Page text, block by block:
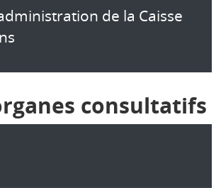
de la Caisse
consultatifs